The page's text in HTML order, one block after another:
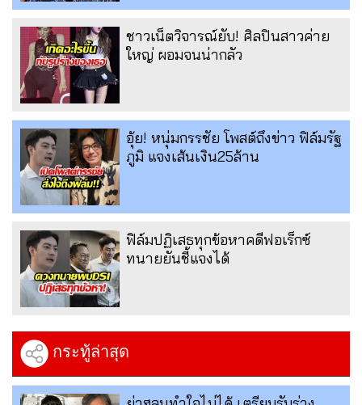
ชาวเน็ตวิจารณ์ยับ! ศิลปินสาวค่าย
ใหญ่ ผอมจนน่ากลัว
อุ้ย! หนุ่มกรรชัย โพสต์ถึงข่าว ฟิล์มรัฐ
ภูมิ แจงเส้นเงิน25ล้าน
ฟิล์มปฏิเสธทุกข้อหาคดีฟอเร็กซ์
ทนายยันชี้แจงได้
กระทู้ล่าสุด